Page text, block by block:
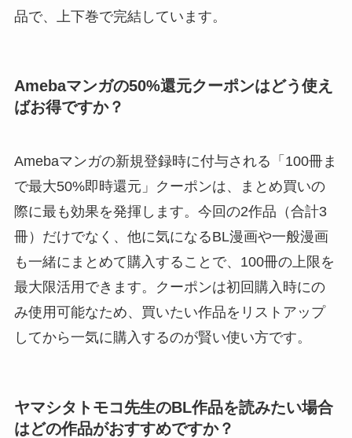
品で、上下巻で完結しています。
Amebaマンガの50%還元クーポンはどう使え
ばお得ですか？
Amebaマンガの新規登録時に付与される「100冊ま
で最大50%即時還元」クーポンは、まとめ買いの
際に最も効果を発揮します。今回の2作品（合計3
冊）だけでなく、他に気になるBL漫画や一般漫画
も一緒にまとめて購入することで、100冊の上限を
最大限活用できます。クーポンは初回購入時にの
み使用可能なため、買いたい作品をリストアップ
してから一気に購入するのが賢い使い方です。
ヤマシタトモコ先生のBL作品を読みたい場合
はどの作品がおすすめですか？